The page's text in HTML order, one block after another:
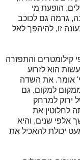
הופעת מי
גרמה גם לכוכב
זו, להיהפך לאל
והתפזרה
הוא לזרוע
י' אומר. את השדה
למקום. גם
ירוק למרחק
לחלוטין את
אלפי שנים, והיא
יכולת להאכיל את